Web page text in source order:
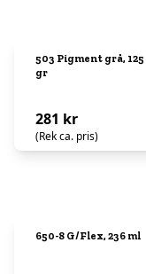
503 Pigment grå, 125
gr
281 kr
(Rek ca. pris)
650-8 G/Flex, 236 ml